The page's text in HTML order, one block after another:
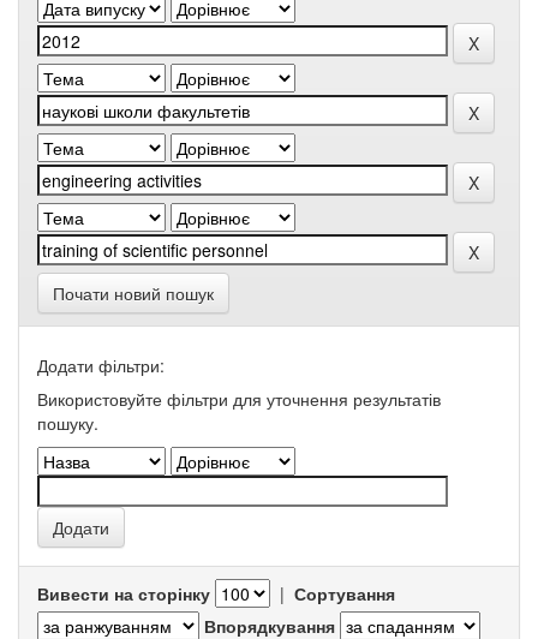
Почати новий пошук
Додати фільтри:
Використовуйте фільтри для уточнення результатів
пошуку.
Вивести на сторінку | Сортування
Впорядкування